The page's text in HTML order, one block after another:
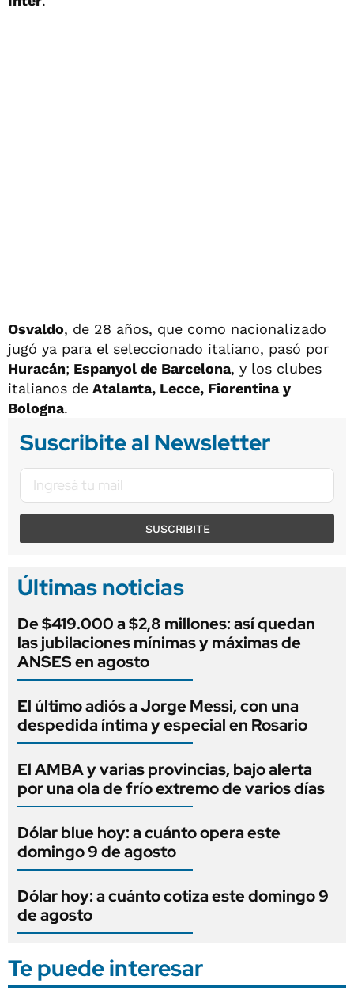
Osvaldo, de 28 años, que como nacionalizado
jugó ya para el seleccionado italiano, pasó por
Huracán; Espanyol de Barcelona, y los clubes
italianos de Atalanta, Lecce, Fiorentina y
Bologna.
Suscribite al Newsletter
SUSCRIBITE
Últimas noticias
De $419.000 a $2,8 millones: así quedan
las jubilaciones mínimas y máximas de
ANSES en agosto
El último adiós a Jorge Messi, con una
despedida íntima y especial en Rosario
El AMBA y varias provincias, bajo alerta
por una ola de frío extremo de varios días
Dólar blue hoy: a cuánto opera este
domingo 9 de agosto
Dólar hoy: a cuánto cotiza este domingo 9
de agosto
Te puede interesar